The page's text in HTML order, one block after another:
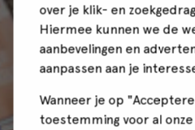
over je klik- en
Hiermee kunnen we de
aanbevelingen en
aanpassen aan je
Wanneer je op
toestemming voor al onze